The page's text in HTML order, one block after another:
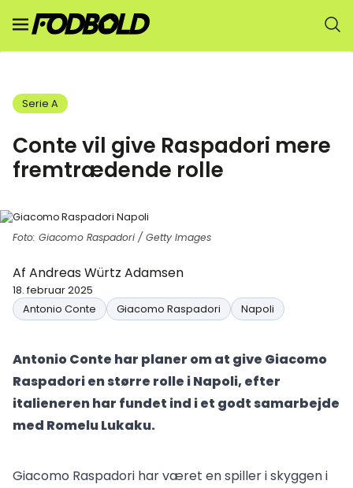
Serie A
Conte vil give Raspadori mere
fremtrædende rolle
Foto: Giacomo Raspadori / Getty Images
Af Andreas Würtz Adamsen
18. februar 2025
Antonio Conte
Giacomo Raspadori Napoli
Antonio Conte har planer om at give Giacomo
Raspadori en større rolle i Napoli, efter
italieneren har fundet ind i et godt samarbejde
med Romelu Lukaku.
Giacomo Raspadori har været en spiller i skyggen i